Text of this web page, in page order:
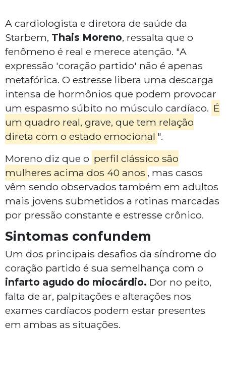
A cardiologista e diretora de saúde da
Starbem, Thais Moreno, ressalta que o
fenômeno é real e merece atenção. "A
expressão 'coração partido' não é apenas
metafórica. O estresse libera uma descarga
intensa de hormônios que podem provocar
um espasmo súbito no músculo cardíaco. É
um quadro real, grave, que tem relação
direta com o estado emocional ".
Moreno diz que o perfil clássico são
mulheres acima dos 40 anos , mas casos
vêm sendo observados também em adultos
mais jovens submetidos a rotinas marcadas
por pressão constante e estresse crônico.
Sintomas confundem
Um dos principais desafios da síndrome do
coração partido é sua semelhança com o
infarto agudo do miocárdio. Dor no peito,
falta de ar, palpitações e alterações nos
exames cardíacos podem estar presentes
em ambas as situações.